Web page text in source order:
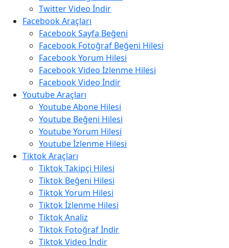
Twitter Video İndir
Facebook Araçları
Facebook Sayfa Beğeni
Facebook Fotoğraf Beğeni Hilesi
Facebook Yorum Hilesi
Facebook Video İzlenme Hilesi
Facebook Video İndir
Youtube Araçları
Youtube Abone Hilesi
Youtube Beğeni Hilesi
Youtube Yorum Hilesi
Youtube İzlenme Hilesi
Tiktok Araçları
Tiktok Takipçi Hilesi
Tiktok Beğeni Hilesi
Tiktok Yorum Hilesi
Tiktok İzlenme Hilesi
Tiktok Analiz
Tiktok Fotoğraf İndir
Tiktok Video İndir